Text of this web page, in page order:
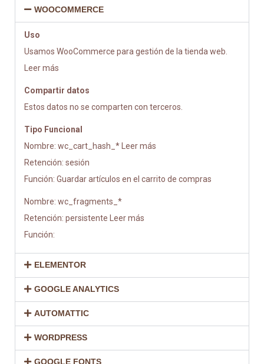
WOOCOMMERCE
Uso
Usamos WooCommerce para gestión de la tienda web.
Leer más
Compartir datos
Estos datos no se comparten con terceros.
Tipo Funcional
Nombre: wc_cart_hash_* Leer más
Retención: sesión
Función: Guardar artículos en el carrito de compras
Nombre: wc_fragments_*
Retención: persistente Leer más
Función:
ELEMENTOR
GOOGLE ANALYTICS
AUTOMATTIC
WORDPRESS
GOOGLE FONTS